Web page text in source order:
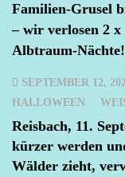
Familien-Grusel
– wir verlosen 2
Albtraum-Nächte!
SEPTEMBER 12,
HALLOWEEN
Reisbach, 11.
kürzer werden
Wälder zieht,